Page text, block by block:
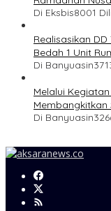
Di Eksbis8001
Realisasikan
Bedah 1 Unit
Di Banyuasin
Melalui
Di Banyuasin